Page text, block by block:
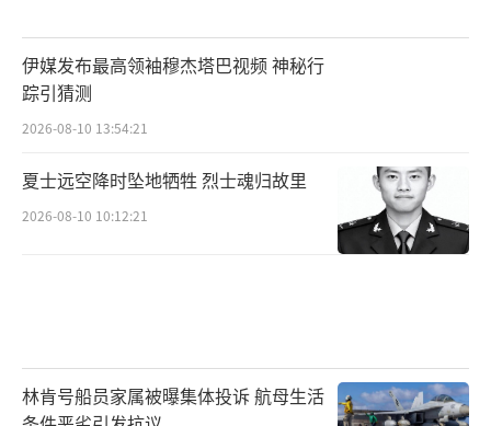
伊媒发布最高领袖穆杰塔巴视频 神秘行
踪引猜测
2026-08-10 13:54:21
夏士远空降时坠地牺牲 烈士魂归故里
2026-08-10 10:12:21
林肯号船员家属被曝集体投诉 航母生活